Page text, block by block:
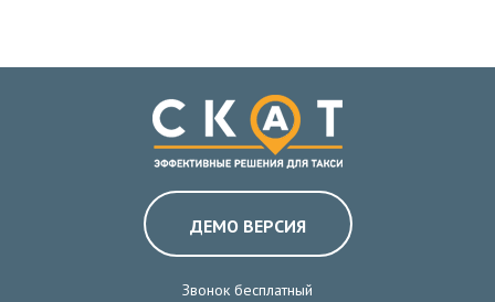
ДЕМО ВЕРСИЯ
Звонок бесплатный